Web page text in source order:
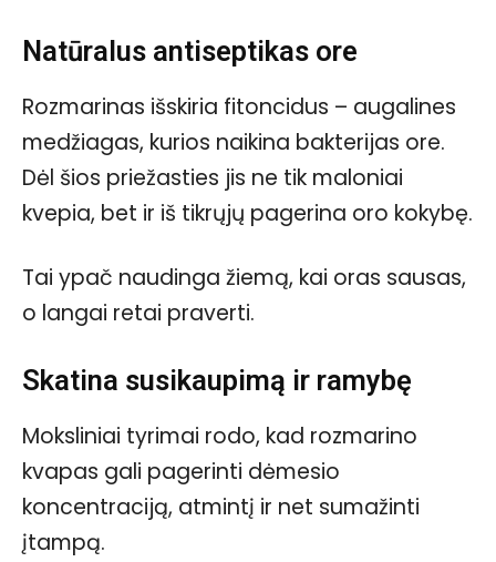
Natūralus antiseptikas ore
Rozmarinas išskiria fitoncidus – augalines
medžiagas, kurios naikina bakterijas ore.
Dėl šios priežasties jis ne tik maloniai
kvepia, bet ir iš tikrųjų pagerina oro kokybę.
Tai ypač naudinga žiemą, kai oras sausas,
o langai retai praverti.
Skatina susikaupimą ir ramybę
Moksliniai tyrimai rodo, kad rozmarino
kvapas gali pagerinti dėmesio
koncentraciją, atmintį ir net sumažinti
įtampą.